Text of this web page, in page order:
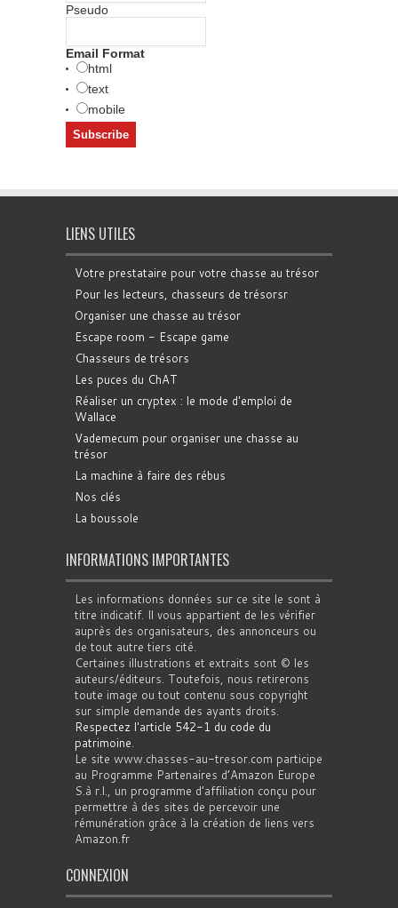
Pseudo
Email Format
html
text
mobile
LIENS UTILES
Votre prestataire pour votre chasse au trésor
Pour les lecteurs, chasseurs de trésorsr
Organiser une chasse au trésor
Escape room - Escape game
Chasseurs de trésors
Les puces du ChAT
Réaliser un cryptex : le mode d'emploi de
Wallace
Vademecum pour organiser une chasse au
trésor
La machine à faire des rébus
Nos clés
La boussole
INFORMATIONS IMPORTANTES
Les informations données sur ce site le sont à
titre indicatif. Il vous appartient de les vérifier
auprès des organisateurs, des annonceurs ou
de tout autre tiers cité.
Certaines illustrations et extraits sont © les
auteurs/éditeurs. Toutefois, nous retirerons
toute image ou tout contenu sous copyright
sur simple demande des ayants droits.
Respectez l'article 542-1 du code du
patrimoine.
Le site www.chasses-au-tresor.com participe
au Programme Partenaires d’Amazon Europe
S.à r.l., un programme d’affiliation conçu pour
permettre à des sites de percevoir une
rémunération grâce à la création de liens vers
Amazon.fr
CONNEXION